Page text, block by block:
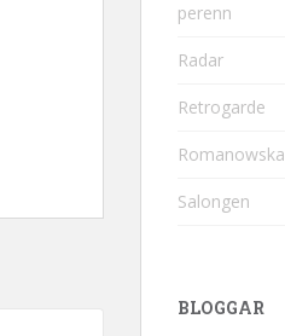
perenn
Radar
Retrogarde
Romanowska
Salongen
BLOGGAR